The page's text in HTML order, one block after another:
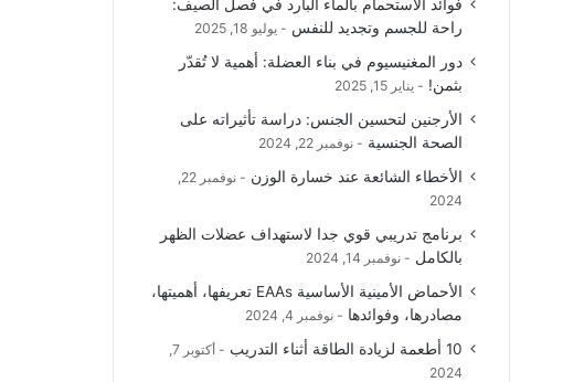
و
ك
T
u
b
e
ق
ر
ا
ا
ل
م
ع
R
فوائد الاستحمام بالماء البارد في فصل الصيف:
راحة للجسم وتجديد للنفس
يوليو 18, 2025
دور المغنيسيوم في بناء العضلة: أهمية لا تُقدّر
بثمن!
يناير 15, 2025
الأرجنين لتحسين الجنس: دراسة تأثيراته على
الصحة الجنسية
نوفمبر 22, 2024
الأخطاء الشائعة عند خسارة الوزن
نوفمبر 22,
2024
برنامج تدريبي قوي جدا لاستهداف عضلات الظهر
بالكامل
نوفمبر 14, 2024
الأحماض الأمينية الأساسية EAAs تعريفها، أهميتها،
مصادرها، وفوائدها
نوفمبر 4, 2024
10 أطعمة لزيادة الطاقة أثناء التدريب
أكتوبر 7,
2024